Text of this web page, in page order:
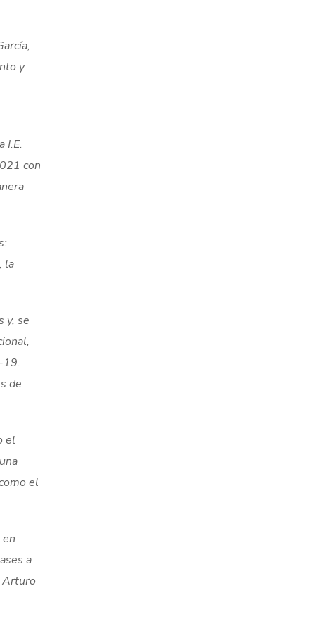
y
I.E.
con
la
y, se
19.
de
el
el
a
Arturo